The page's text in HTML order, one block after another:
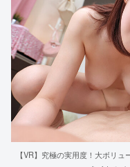
【VR】究極の実用度！大ボリ